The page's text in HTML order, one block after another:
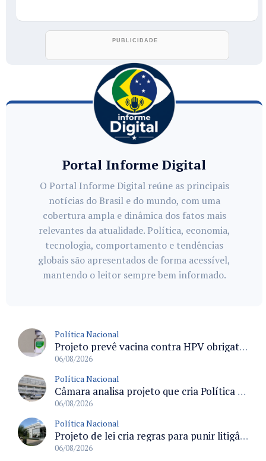
Portal Informe Digital
O Portal Informe Digital reúne as principais
notícias do Brasil e do mundo, com uma
cobertura ampla e dinâmica dos fatos mais
relevantes da atualidade. Política, economia,
tecnologia, comportamento e tendências
globais são apresentados de forma acessível,
mantendo o leitor sempre bem informado.
Política Nacional
Projeto prevê vacina contra HPV obrigatória e testes moleculares para rastreamento do câncer do colo do útero
06/08/2026
Política Nacional
Câmara analisa projeto que cria Política Nacional de Qualificação e Valorização da Preceptoria na Residência Médica
06/08/2026
Política Nacional
Projeto de lei cria regras para punir litigância abusiva reversa e integrar sistemas do Judiciário
06/08/2026